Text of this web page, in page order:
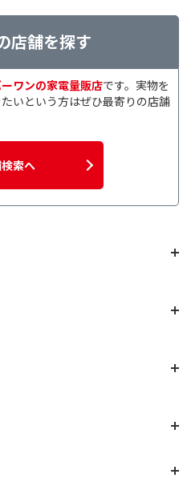
店舗を探す
ワンの家電量販店です。実物を
いという方はぜひ最寄りの店舗
索へ